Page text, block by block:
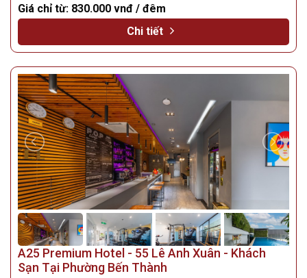
Giá chỉ từ: 830.000 vnđ / đêm
Chi tiết
A25 Premium Hotel - 55 Lê Anh Xuân - Khách
Sạn Tại Phường Bến Thành